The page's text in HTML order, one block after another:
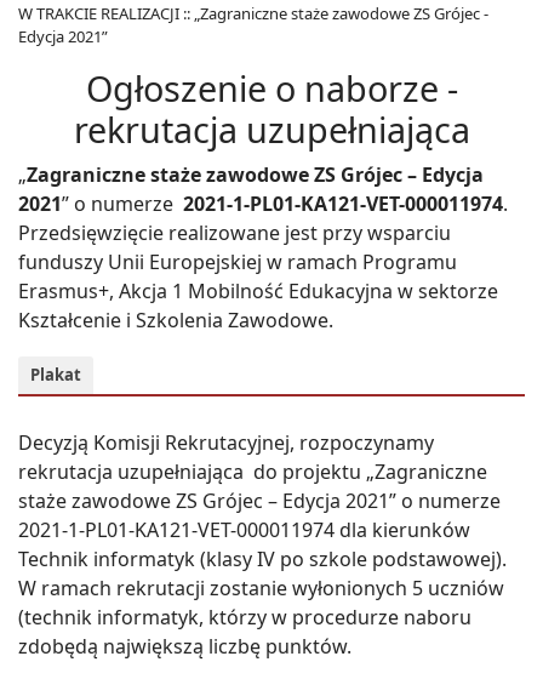
W TRAKCIE REALIZACJI :: „Zagraniczne staże zawodowe ZS Grójec -
Edycja 2021”
Ogłoszenie o naborze -
rekrutacja uzupełniająca
„Zagraniczne staże zawodowe ZS Grójec – Edycja
2021” o numerze 2021-1-PL01-KA121-VET-000011974.
Przedsięwzięcie realizowane jest przy wsparciu
funduszy Unii Europejskiej w ramach Programu
Erasmus+, Akcja 1 Mobilność Edukacyjna w sektorze
Kształcenie i Szkolenia Zawodowe.
Plakat
Decyzją Komisji Rekrutacyjnej, rozpoczynamy
rekrutacja uzupełniająca do projektu „Zagraniczne
staże zawodowe ZS Grójec – Edycja 2021” o numerze
2021-1-PL01-KA121-VET-000011974 dla kierunków
Technik informatyk (klasy IV po szkole podstawowej).
W ramach rekrutacji zostanie wyłonionych 5 uczniów
(technik informatyk, którzy w procedurze naboru
zdobędą największą liczbę punktów.